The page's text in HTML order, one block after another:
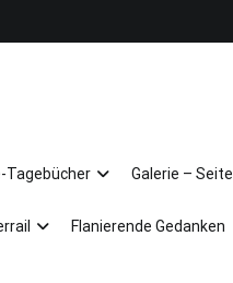
Tagebücher Galerie – Seite
Flanierende Gedanken